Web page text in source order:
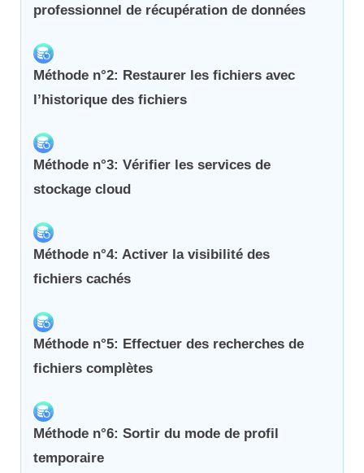
professionnel de récupération de données
Méthode n°2: Restaurer les fichiers avec
l’historique des fichiers
Méthode n°3: Vérifier les services de
stockage cloud
Méthode n°4: Activer la visibilité des
fichiers cachés
Méthode n°5: Effectuer des recherches de
fichiers complètes
Méthode n°6: Sortir du mode de profil
temporaire